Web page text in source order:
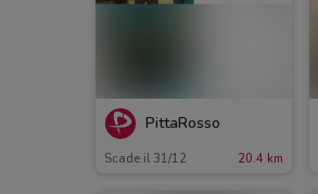
PittaRosso
Scade il 31/12 20.4 km